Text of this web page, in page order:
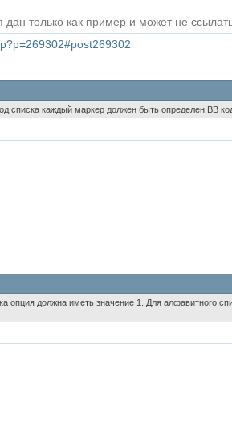
только как пример и может не
списка каждый маркер должен быть определен BB
опция должна иметь значение 1. Для алфавитного